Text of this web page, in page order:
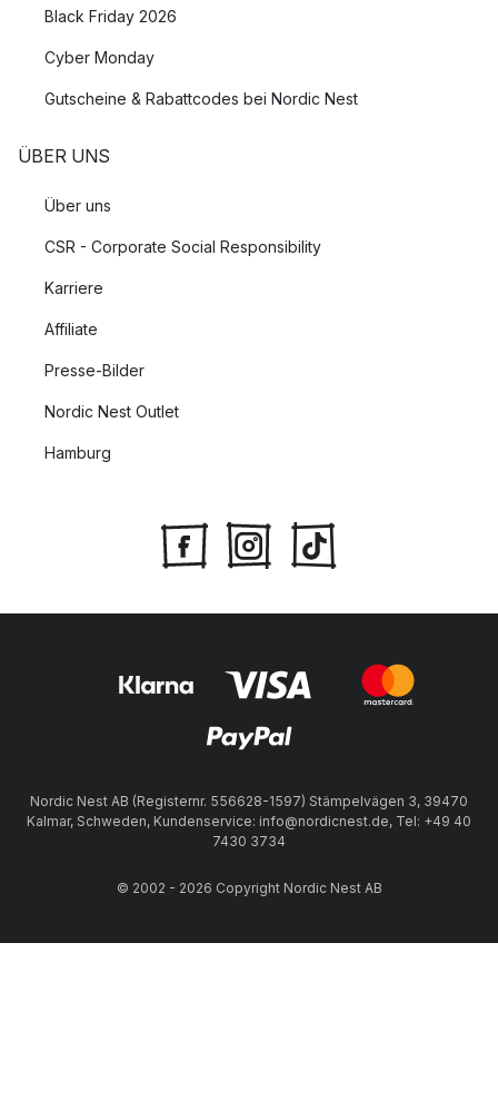
praktische Wahl für Familien mit kleinen Kindern, aber auch ein
perfektes Material für Outdoortischdecken oder verschiedene
Black Friday 2026
Cyber Monday
Gutscheine & Rabattcodes bei Nordic Nest
ÜBER UNS
Über uns
CSR - Corporate Social Responsibility
Karriere
Affiliate
Presse-Bilder
Nordic Nest Outlet
Hamburg
Nordic Nest AB (Registernr. 556628-1597) Stämpelvägen 3, 39470
Kalmar, Schweden, Kundenservice: info@nordicnest.de, Tel: +49 40
7430 3734
© 2002 - 2026 Copyright Nordic Nest AB